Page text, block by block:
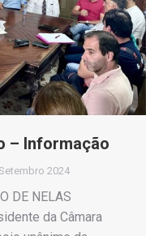
– Informação
2024
DE NELAS
da Câmara